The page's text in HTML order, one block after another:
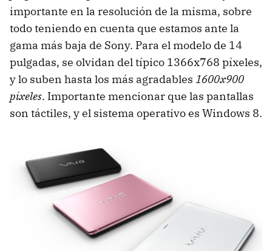
importante en la resolución de la misma, sobre
todo teniendo en cuenta que estamos ante la
gama más baja de Sony. Para el modelo de 14
pulgadas, se olvidan del típico 1366x768 píxeles,
y lo suben hasta los más agradables 1600x900
píxeles. Importante mencionar que las pantallas
son táctiles, y el sistema operativo es Windows 8.